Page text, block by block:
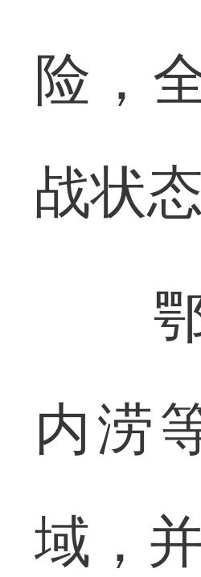
险，
战状
鄂
内涝
域，